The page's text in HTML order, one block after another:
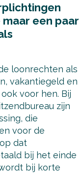
een paar
loonrechten als
vakantiegeld en
voor hen. Bij
zijn
die
voor de
dat
bij het einde
bij korte